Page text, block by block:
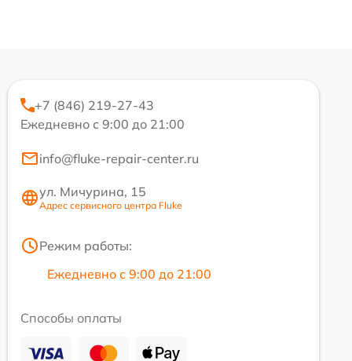
+7 (846) 219-27-43
Ежедневно с 9:00 до 21:00
info@fluke-repair-center.ru
ул. Мичурина, 15
Адрес сервисного центра Fluke
Режим работы:
Ежедневно с 9:00 до 21:00
Способы оплаты